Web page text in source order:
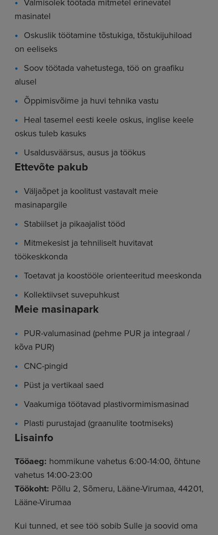
masinatel
Oskuslik töötamine tõstukiga, tõstukijuhiload
on eeliseks
Soov töötada vahetustega, töö on graafiku
alusel
Õppimisvõime ja huvi tehnika vastu
Heal tasemel eesti keele oskus, inglise keele
oskus tuleb kasuks
Usaldusväärsus, ausus ja töökus
Ettevõte pakub
Väljaõpet ja koolitust vastavalt meie
masinapargile
Stabiilset ja pikaajalist tööd
Mitmekesist ja tehniliselt huvitavat
töökeskkonda
Toetavat ja koostööle orienteeritud meeskonda
Kollektiivset suvepuhkust
Meie masinapark
PUR-valumasinad (pehme PUR ja integraal /
kõva PUR)
CNC-pingid
Püst ja vertikaal saed
Vaakumiga töötavad plastivormimismasinad
Plasti purustajad (graanulite tootmiseks)
Lisainfo
Tööaeg: hommikune vahetus 6:00-14:00, õhtune
vahetus 14:00-23:00
Töökoht: Põllu 2, Sõmeru, Lääne-Virumaa, 44201,
Lääne-Virumaa
Kui tunned, et see töö sobib Sulle ja soovid oma